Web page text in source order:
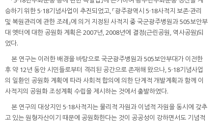
승하기 위한 5·18기념사업이 추진되었고, 「광주광역시 5·18사적지 보존·관리
및 복원관리에 관한 조례」에 의거 지정된 사적지 중 국군광주병원과 505보안부
대 옛터에 대한 공원화 계획은 2007년, 2008년에 결정(근린공원, 역사공원)되
었다.
본 연구는 이러한 배경을 바탕으로 국군광주병원과 505보안부대가 이전한
후 약 12년 동안 시민들로부터 격리된 공간으로 존재해 왔으나, 5·18기념사업
의 일환인 공원화 계획에 따라 사회적 합의에 의한 단계적 개발계획과 함께 이
사적지의 공원화 조성계획 수립을 제시하는 것에서 출발하였다.
본 연구의 대상지인 5·18사적지는 물리적 자원과 이념적 자원을 동시에 갖추
고 있는 원형자산이기 때문에 공원화한다는 것이 공공성이 강하면서도 기념적